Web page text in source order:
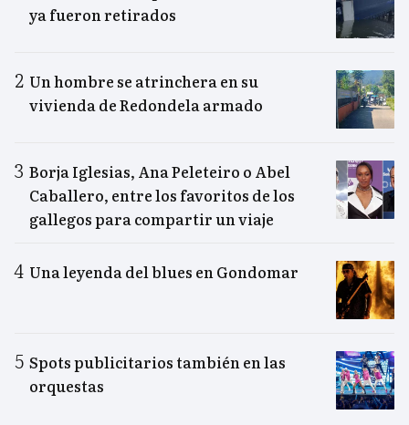
ya fueron retirados
Un hombre se atrinchera en su
vivienda de Redondela armado
Borja Iglesias, Ana Peleteiro o Abel
Caballero, entre los favoritos de los
gallegos para compartir un viaje
Una leyenda del blues en Gondomar
Spots publicitarios también en las
orquestas